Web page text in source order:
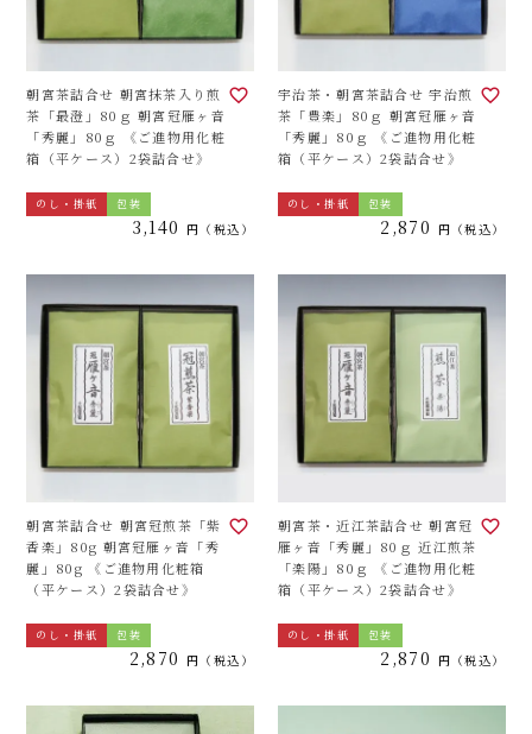
朝宮茶詰合せ 朝宮抹茶入り煎
茶「最澄」80ｇ 朝宮冠雁ヶ音
「秀麗」80ｇ 《ご進物用化粧
箱（平ケース）2袋詰合せ》
のし・掛紙 包装
3,140 税込
宇治茶・朝宮茶詰合せ 宇治煎
茶「豊楽」80ｇ 朝宮冠雁ヶ音
「秀麗」80ｇ 《ご進物用化粧
箱（平ケース）2袋詰合せ》
のし・掛紙 包装
2,870 税込
朝宮茶詰合せ 朝宮冠煎茶「紫
香楽」80g 朝宮冠雁ヶ音「秀
麗」80g 《ご進物用化粧箱
（平ケース）2袋詰合せ》
のし・掛紙 包装
2,870 税込
朝宮茶・近江茶詰合せ 朝宮冠
雁ヶ音「秀麗」80ｇ 近江煎茶
「楽陽」80ｇ 《ご進物用化粧
箱（平ケース）2袋詰合せ》
のし・掛紙 包装
2,870 税込